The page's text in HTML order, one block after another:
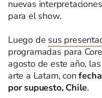
nuevas
para el show.
Luego de sus
programadas para
agosto de este año,
arte a Latam, con
por supuesto, Chile.